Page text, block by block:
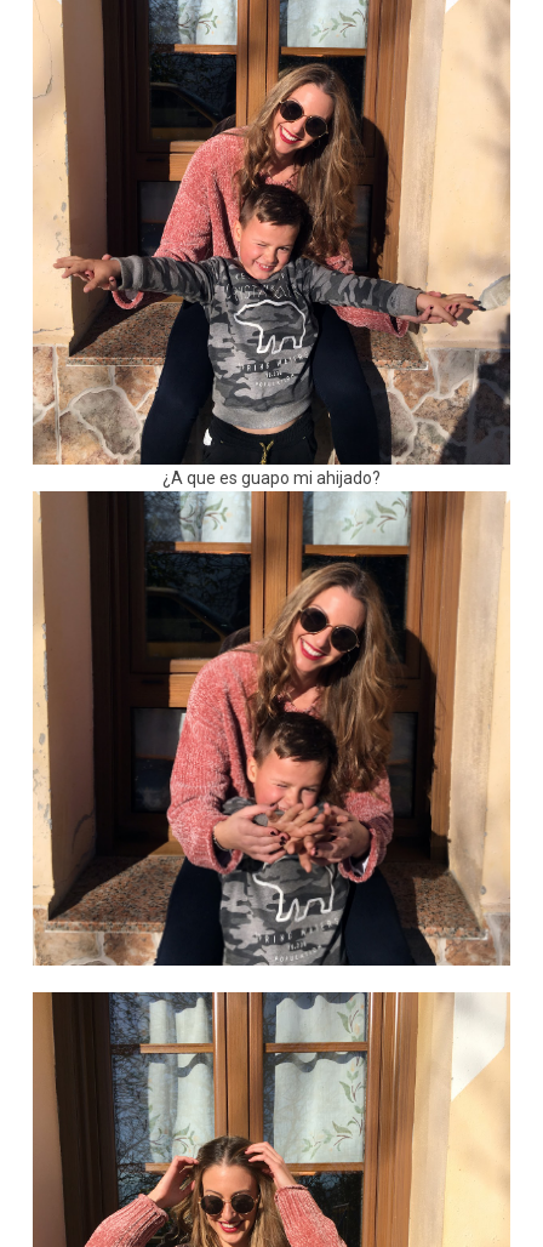
¿A que es guapo mi ahijado?